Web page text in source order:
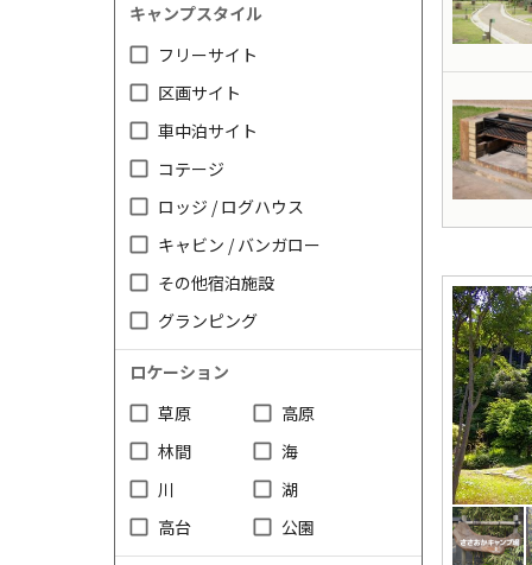
キャンプスタイル
フリーサイト
区画サイト
車中泊サイト
コテージ
ロッジ / ログハウス
キャビン / バンガロー
その他宿泊施設
グランピング
ロケーション
草原
高原
林間
海
川
湖
高台
公園